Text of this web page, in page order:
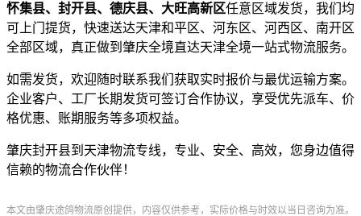
怀集县、封开县、德庆县、大旺高新区任意区域发货，我们均
可上门提货，快速送达天津和平区、河东区、河西区、南开区
全部区域，真正做到肇庆全境直达天津全境一站式物流服务。
如需发货，欢迎随时联系我们获取实时报价与最优运输方案。
企业客户、工厂长期发货可签订合作协议，享受优先派车、价
格优惠、账期服务等多项权益。
肇庆封开县到天津物流专线，专业、安全、高效，您身边值得
信赖的物流合作伙伴！
本文由肇庆途鸽物流原创提供，内容仅供参考，实际价格与时效以当日咨询为准。